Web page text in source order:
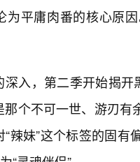
为平庸肉番的核心原
深入，第二季开始揭开
个不可一世、游刃
“辣妹”这个标签的固